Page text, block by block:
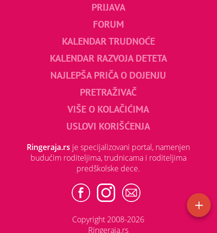
PRIJAVA
FORUM
KALENDAR TRUDNOĆE
KALENDAR RAZVOJA DETETA
NAJLEPŠA PRIČA O DOJENJU
PRETRAŽIVAČ
VIŠE O KOLAČIĆIMA
USLOVI KORIŠĆENJA
Ringeraja.rs je specijalizovani portal, namenjen
budućim roditeljima, trudnicama i roditeljima
predškolske dece.
Copyright 2008-2026
Ringeraja.rs